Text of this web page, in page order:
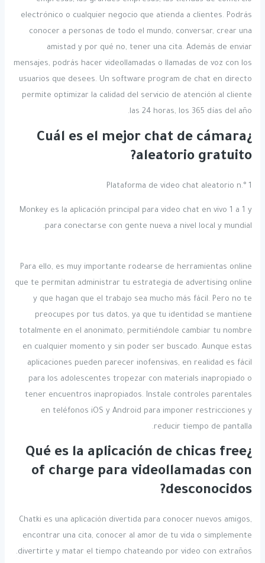
electrónico o cualquier negocio que atienda a clientes. Podrás
conocer a personas de todo el mundo, conversar, crear una
amistad y por qué no, tener una cita. Además de enviar
mensajes, podrás hacer videollamadas o llamadas de voz con los
usuarios que desees. Un software program de chat en directo
permite optimizar la calidad del servicio de atención al cliente
las 24 horas, los 365 días del año.
¿Cuál es el mejor chat de cámara
aleatorio gratuito?
Plataforma de video chat aleatorio n.° 1
Monkey es la aplicación principal para video chat en vivo 1 a 1 y
para conectarse con gente nueva a nivel local y mundial.
Para ello, es muy importante rodearse de herramientas online
que te permitan administrar tu estrategia de advertising online
y que hagan que el trabajo sea mucho más fácil. Pero no te
preocupes por tus datos, ya que tu identidad se mantiene
totalmente en el anonimato, permitiéndole cambiar tu nombre
en cualquier momento y sin poder ser buscado. Aunque estas
aplicaciones pueden parecer inofensivas, en realidad es fácil
para los adolescentes tropezar con materials inapropiado o
tener encuentros inapropiados. Instale controles parentales
en teléfonos iOS y Android para imponer restricciones y
reducir tiempo de pantalla.
¿Qué es la aplicación de chicas free
of charge para videollamadas con
desconocidos?
Chatki es una aplicación divertida para conocer nuevos amigos,
encontrar una cita, conocer al amor de tu vida o simplemente
divertirte y matar el tiempo chateando por video con extraños.